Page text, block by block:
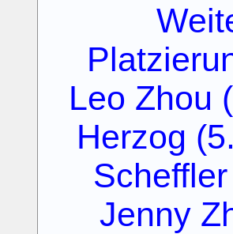
Leo Zhou
Herzog
Jenny